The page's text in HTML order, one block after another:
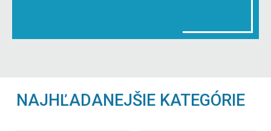
NAJHĽADANEJŠIE KATEGÓRIE